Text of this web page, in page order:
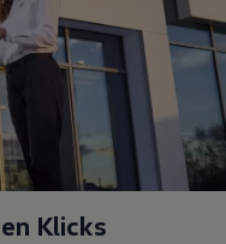
Klicks